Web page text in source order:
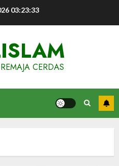
03:23:34
CERDAS